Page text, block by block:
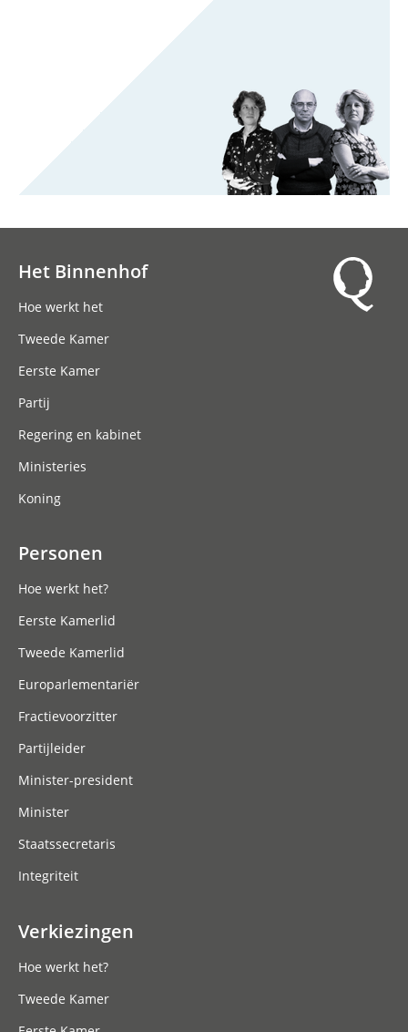
Het Binnenhof
Hoe werkt het
Tweede Kamer
Eerste Kamer
Partij
Regering en kabinet
Ministeries
Koning
Personen
Hoe werkt het?
Eerste Kamerlid
Tweede Kamerlid
Europarlementariër
Fractievoorzitter
Partijleider
Minister-president
Minister
Staatssecretaris
Integriteit
Verkiezingen
Hoe werkt het?
Tweede Kamer